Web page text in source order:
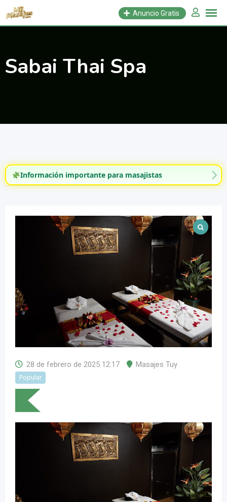
Saltar
Anuncio Gratis
Sabai Thai Spa
Información importante para masajistas
28 de febrero de 2025 12:17 Masajes Tuy
Popular